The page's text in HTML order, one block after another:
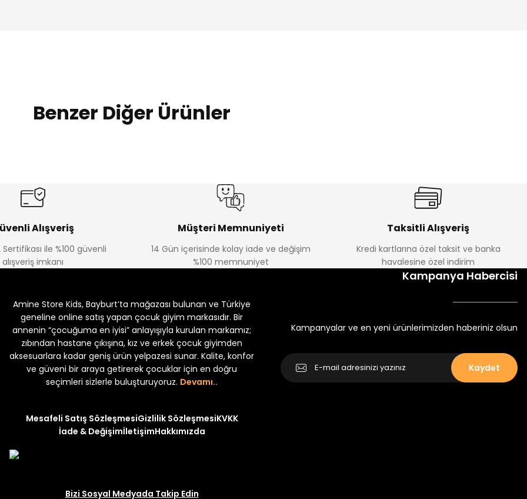
Benzer Diğer Ürünler
Navi Kız Çocuk Kot Pantolon Melra Kız Çocuk Kot Pantolon
%22
Yeni₺ 250
%22
Yeni
₺ 320 ₺ 250
%22
Koren Kız Çocuk ve Bebek Tayt
Alışveriş
Sertifikası ile %100 güvenli
alışveriş imkanı
Müşteri Memnuniyeti
14 Gün içerisinde kolay iade ve değişim
%100 memnuniyet
Taksitli Alışveriş
Kredi kartlarına özel taksit ve banka
havalesine özel indirim
Amine Store Kids, Bayburt’ta mağazası bulunan ve Türkiye
geneline online satış yapan çocuk giyim markasıdır. Bir
annenin “çocuğuma en iyisi” anlayışıyla kurulan markamız;
zıbından hastane çıkışına, kız ve erkek çocuk giyimden
aksesuarlara kadar geniş ürün yelpazesi sunar. Kalite, konfor
ve güveni bir araya getirerek çocuklar için en doğru
seçimleri sizlerle buluşturuyoruz. Devamı..
Mesafeli Satış SözleşmesiGizlilik SözleşmesiKVKK
İade & DeğişimİletişimHakkımızda
Bizi Sosyal Medyada Takip Edin
Kampanya Habercisi
Kampanyalar ve en yeni ürünlerimizden haberiniz olsun
Kaydet